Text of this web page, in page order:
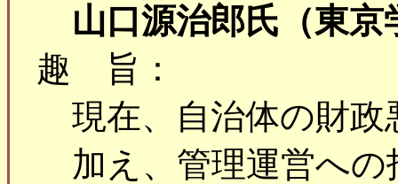
山口源治郎氏（東京
趣 旨：
現在、自治体の財
加え、管理運営へ